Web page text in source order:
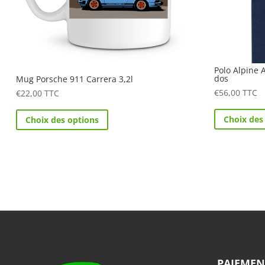
Mug Porsche 911 Carrera 3,2l
€22,00 TTC
Choix des options
Ce
Polo Alpine
dos
€56,00 TTC
Choix